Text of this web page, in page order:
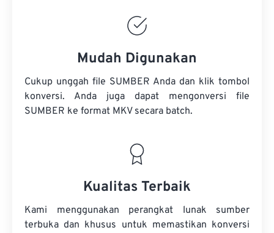
Mudah Digunakan
Cukup unggah file SUMBER Anda dan klik tombol
konversi. Anda juga dapat mengonversi file
SUMBER ke format MKV secara batch.
Kualitas Terbaik
Kami menggunakan perangkat lunak sumber
terbuka dan khusus untuk memastikan konversi